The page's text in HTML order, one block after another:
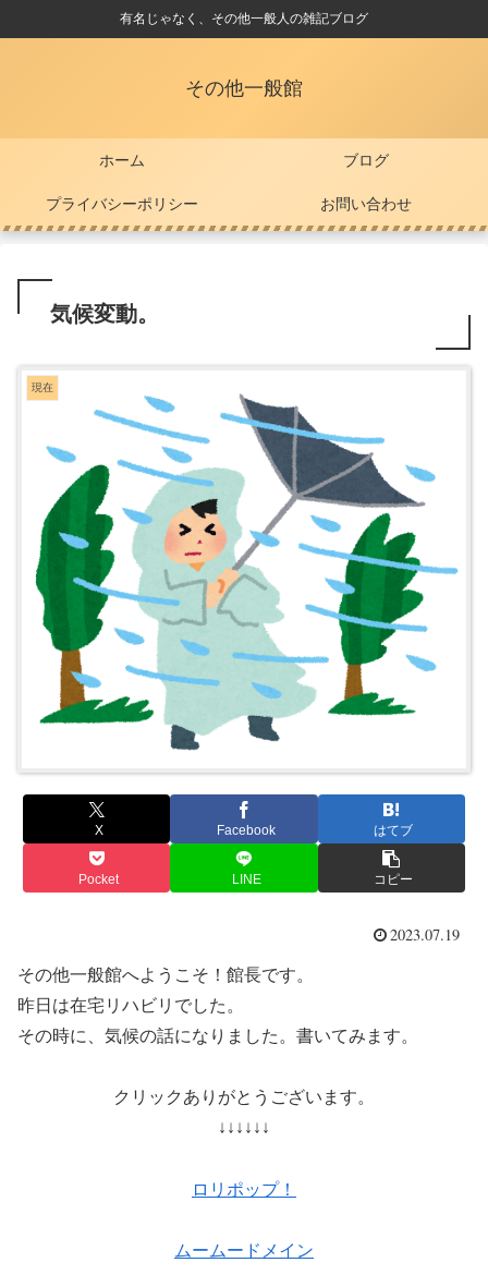
有名じゃなく、その他一般人の雑記ブログ
その他一般館
ホーム ブログ
プライバシーポリシー お問い合わせ
気候変動。
現在
X Facebook はてブ
Pocket LINE コピー
2023.07.19
その他一般館へようこそ！館長です。
昨日は在宅リハビリでした。
その時に、気候の話になりました。書いてみます。
クリックありがとうございます。
↓↓↓↓↓↓
ロリポップ！
ムームードメイン